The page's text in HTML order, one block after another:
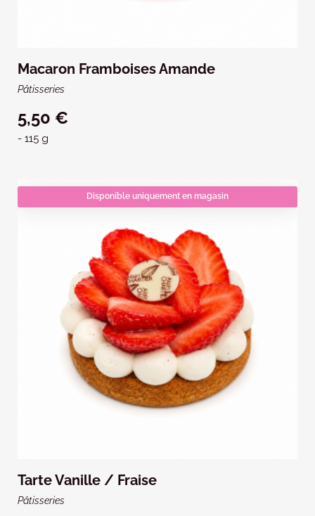
Macaron Framboises Amande
Pâtisseries
5,50 €
- 115 g
Tarte Vanille / Fraise
Pâtisseries
Disponible uniquement en magasin